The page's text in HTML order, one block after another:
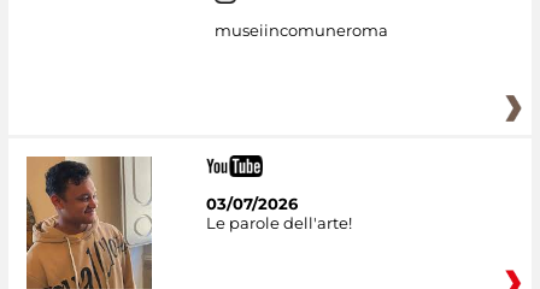
museiincomuneroma
03/07/2026
Le parole dell'arte!